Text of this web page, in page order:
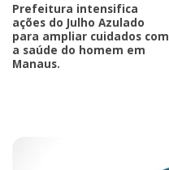
Prefeitura intensifica
ações do Julho Azulado
para ampliar cuidados com
a saúde do homem em
Manaus.